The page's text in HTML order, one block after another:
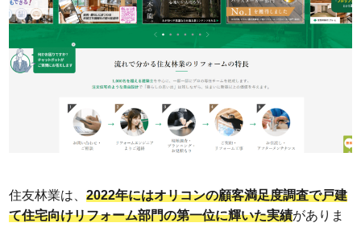
住友林業は、2022年にはオリコンの顧客満足度調査で戸建
て住宅向けリフォーム部門の第一位に輝いた実績がありま